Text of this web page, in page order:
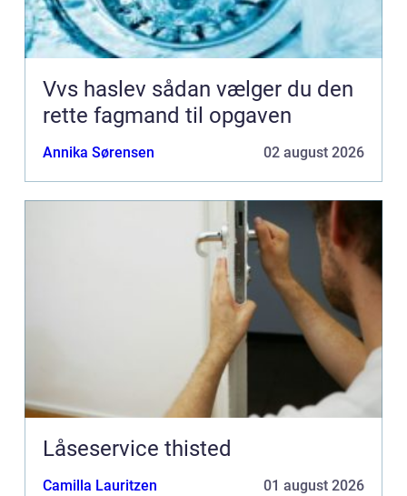
Vvs haslev sådan vælger du den
rette fagmand til opgaven
Annika Sørensen 02 august 2026
Låseservice thisted
Camilla Lauritzen 01 august 2026